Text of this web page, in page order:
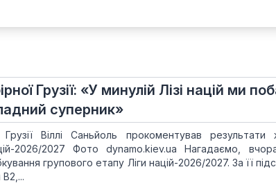
Грузії: «У минулій Лізі націй ми
суперник»
Віллі Саньйоль прокоментував результати
2026/2027 Фото dynamo.kiev.ua Нагадаємо,
групового етапу Ліги націй-2026/2027. За її